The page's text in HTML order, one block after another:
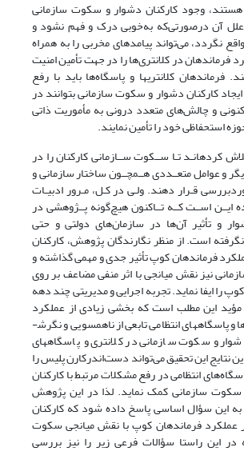
هستند، وجود کارکنان دشوار و سکوت سازمانی
علل آن درصورتی‌که به‌خوبی درک و فهم نشود و
نگردد، می‌تواند پیامدهای مخربی را به همراه
فرماندهان در کلانتری‌ها را در جهت تأمین امنیت
فرماندهان کلانتری­ها و پاسگاه‌ها باید با رفع
کارکنان دشوار و سکوت سازمانی بتوانند در
و چالش‌های متعدد درونی به مأموریت ذاتی
استحفاظی خود را تأمین نمایند.
کرده­انـد تـا ســکوت ســازمانی کارکنان را در
و عوامل متعــددی هــمچــون ساختار سازمانی و
قـرار دهند. ولـی در کـل، مـرور ادبیـات
اســت کــه تــاکنون هیچ‌گونه پــژوهشی در
و تأثیر آن‌ها در سازمان‌های دولتی و حتی
است. از منظر نگارندگان پژوهش، کارکنان
فرماندهان کوپ تأثیر جدی و مهمی گذاشته و
نیز نقش میانجی با اثر منفی مضاعف بر روی
را ایفا نماید. تجربه اجرایی و مدیریتی چند دهه
مؤید این مطلب است که بخشی زیادی از عملکرد
فرماندهان کلانتری‌ها و پاسگاه­های انتظامی تابعی از ناهمسویی و نگرش­
و سکوت سازمانی در کلانتری و پاسگاه­های
نتایج این تحقیق می‌تواند دست‌اندرکارن پلیس را
انتظامی در رفع مشکلات مرتبط با کارکنان
سکوت سازمانی کمک نماید. لذا در این پژوهش
این سؤال اساسی پاسخ داده شود که کارکنان
عملکرد فرماندهان کوپ با نقش میانجی سکوت
در این راستا سؤالات فرعی زیر را نیز بررسی